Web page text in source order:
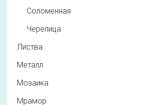
Соломенная
Черепица
Листва
Металл
Мозаика
Мрамор